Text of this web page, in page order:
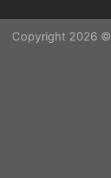
Copyright 2026 ©